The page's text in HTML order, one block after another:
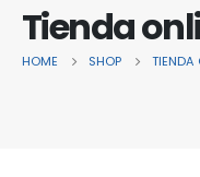
Tienda
HOME SHOP TIENDA